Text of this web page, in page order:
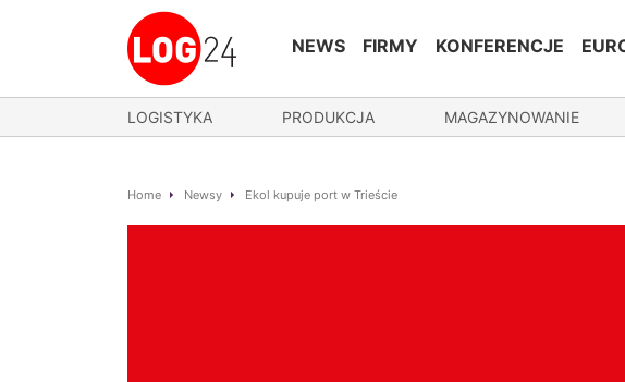
NEWS FIRMY KONFERENCJE
LOGISTYKA PRODUKCJA MAGAZYNOWANIE
Home Newsy Ekol kupuje port w Trieście